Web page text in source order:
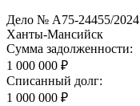
Дело № А75-24455/2024
Ханты-Мансийск
Сумма задолженности:
1 000 000 ₽
Списанный долг:
1 000 000 ₽